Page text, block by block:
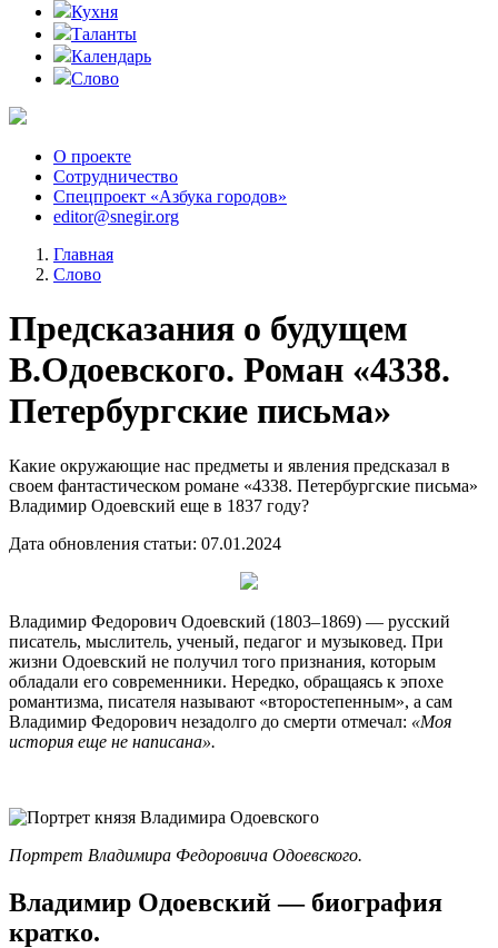
Кухня
Таланты
Календарь
Слово
О проекте
Сотрудничество
Спецпроект «Азбука городов»
editor@snegir.org
Главная
Слово
Предсказания о будущем
В.Одоевского. Роман «4338.
Петербургские письма»
Какие окружающие нас предметы и явления предсказал в
своем фантастическом романе «4338. Петербургские письма»
Владимир Одоевский еще в 1837 году?
Дата обновления статьи: 07.01.2024
Владимир Федорович Одоевский (1803–1869) — русский
писатель, мыслитель, ученый, педагог и музыковед. При
жизни Одоевский не получил того признания, которым
обладали его современники. Нередко, обращаясь к эпохе
романтизма, писателя называют «второстепенным», а сам
Владимир Федорович незадолго до смерти отмечал: «Моя
история еще не написана».
Портрет Владимира Федоровича Одоевского.
Владимир Одоевский — биография
кратко.